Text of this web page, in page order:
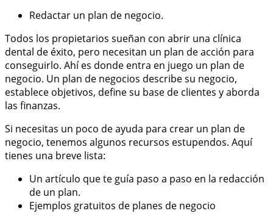
Redactar un plan de negocio.
Todos los propietarios sueñan con abrir una clínica
dental de éxito, pero necesitan un plan de acción para
conseguirlo. Ahí es donde entra en juego un plan de
negocio. Un plan de negocios describe su negocio,
establece objetivos, define su base de clientes y aborda
las finanzas.
Si necesitas un poco de ayuda para crear un plan de
negocio, tenemos algunos recursos estupendos. Aquí
tienes una breve lista:
Un artículo que te guía paso a paso en la redacción
de un plan.
Ejemplos gratuitos de planes de negocio